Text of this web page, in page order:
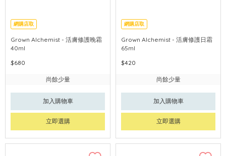
網購店取
Grown Alchemist - 活膚修護晚霜
40ml
$680
尚餘少量
加入購物車
立即選購
網購店取
Grown Alchemist - 活膚修護日霜
65ml
$420
尚餘少量
加入購物車
立即選購